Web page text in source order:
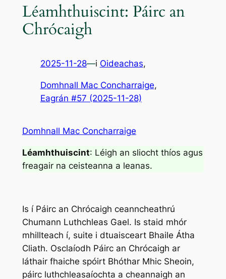
Léamhthuiscint: Páirc an
Chrócaigh
2025-11-28—i Oideachas,
Domhnall Mac Concharraige
Eagrán #57 (2025-11-28)
Domhnall Mac Concharraige
Léamhthuiscint: Léigh an sliocht thíos agus
freagair na ceisteanna a leanas.
Is í Páirc an Chrócaigh ceanncheathrú
Chumann Luthchleas Gael. Is staid mhór
mhillteach í, suite i dtuaisceart Bhaile Átha
Cliath. Osclaíodh Páirc an Chrócaigh ar
láthair fhaiche spóirt Bhóthar Mhic Sheoin,
páirc luthchleasaíochta a cheannaigh an